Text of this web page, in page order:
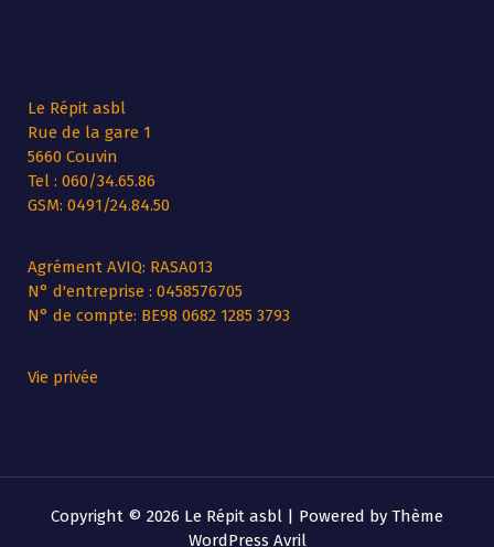
Le Répit asbl
Rue de la gare 1
5660 Couvin
Tel : 060/34.65.86
GSM: 0491/24.84.50
Agrément AVIQ: RASA013
N° d'entreprise : 0458576705
N° de compte: BE98 0682 1285 3793
Vie privée
Copyright © 2026 Le Répit asbl | Powered by Thème
WordPress Avril